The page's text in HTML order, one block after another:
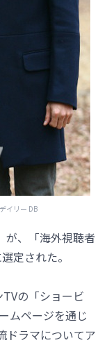
イリー DB
が、「海外視聴者
定された。
の「ショービ
ムページを通じ
ドラマについてア